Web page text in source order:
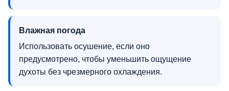
Влажная погода
Использовать осушение, если оно
предусмотрено, чтобы уменьшить ощущение
духоты без чрезмерного охлаждения.